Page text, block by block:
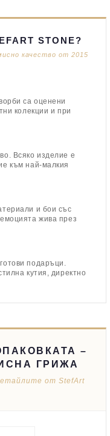
STONE?
качество от 2015
са оценени
колекции и при
Всяко изделие е
към най-малкия
и бои със
жива през
подаръци.
кутия, директно
–
ГРИЖА
от StefArt